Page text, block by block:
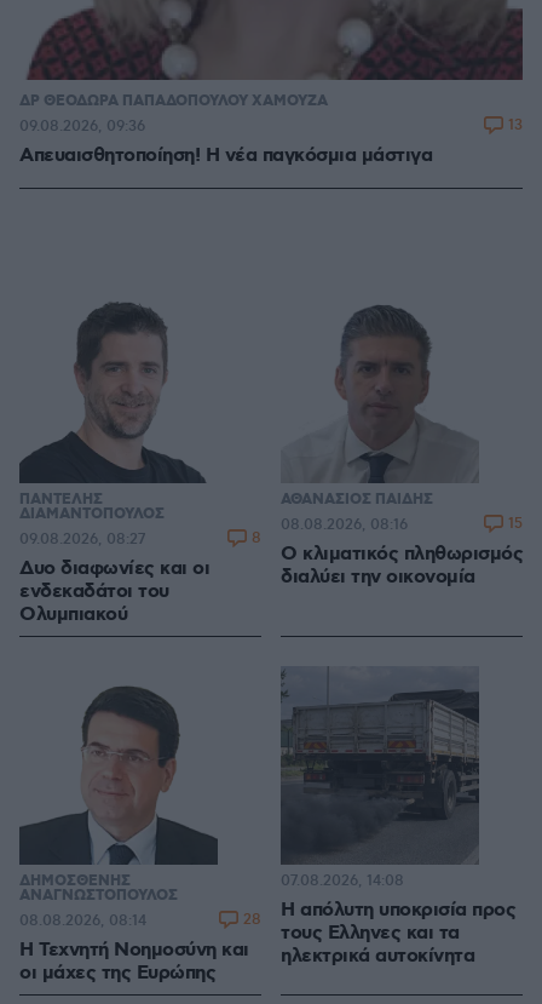
ΔΡ ΘΕΟΔΩΡΑ ΠΑΠΑΔΟΠΟΥΛΟΥ ΧΑΜΟΥΖΑ
Απευαισθητοποίηση! Η νέα παγκόσμια μάστιγα
09.08.2026, 09:36 13
ΠΑΝΤΕΛΗΣ
ΔΙΑΜΑΝΤΟΠΟΥΛΟΣ
Δυο διαφωνίες και οι
ενδεκαδάτοι του
Ολυμπιακού
09.08.2026, 08:27 8
ΑΘΑΝΑΣΙΟΣ ΠΑΙΔΗΣ
Ο κλιματικός πληθωρισμός
διαλύει την οικονομία
08.08.2026, 08:16 15
ΔΗΜΟΣΘΕΝΗΣ
ΑΝΑΓΝΩΣΤΟΠΟΥΛΟΣ
H Τεχνητή Νοημοσύνη και
οι μάχες της Ευρώπης
08.08.2026, 08:14 28
Η απόλυτη υποκρισία προς
τους Ελληνες και τα
ηλεκτρικά αυτοκίνητα
07.08.2026, 14:08